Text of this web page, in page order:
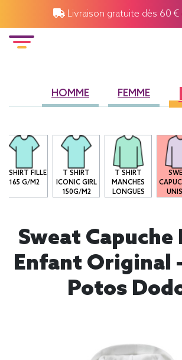
Livraison gratuite dès 60 €
HOMME FEMME
T-SHIRT FILLE
165 G/M2
T SHIRT
ICONIC GIRL
150G/M2
T SHIRT
MANCHES
LONGUES
Sweat Capuche
Enfant Original
Potos